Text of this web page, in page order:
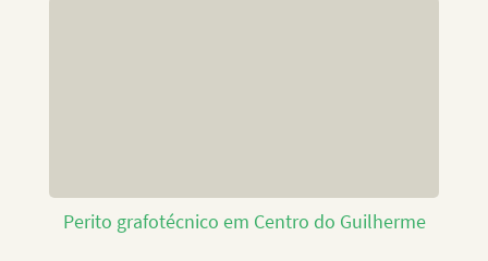
Perito grafotécnico em Centro do Guilherme